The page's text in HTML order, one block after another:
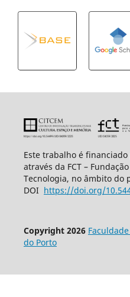
Este trabalho é
através da FCT –
Tecnologia, no âmbito do
DOI https://doi.org/
Copyright 2026
do Porto